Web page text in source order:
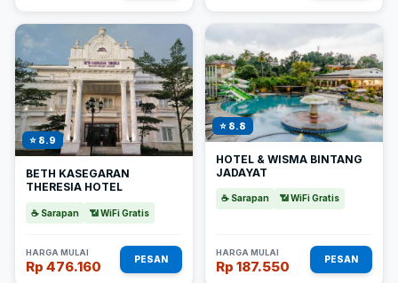
⭐ 8.9
BETH KASEGARAN
THERESIA HOTEL
☕ Sarapan 📶 WiFi Gratis
HARGA MULAI
Rp 476.160 PESAN
⭐ 8.8
HOTEL & WISMA BINTANG
JADAYAT
☕ Sarapan 📶 WiFi Gratis
HARGA MULAI
Rp 187.550 PESAN